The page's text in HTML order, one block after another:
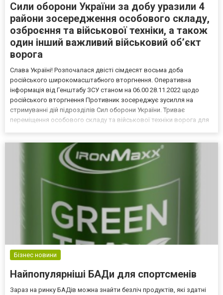
Сили оборони України за добу уразили 4
райони зосередження особового складу,
озброєння та військової техніки, а також
один інший важливий військовий об’єкт
ворога
Слава Україні! Розпочалася двісті сімдесят восьма доба
російського широкомасштабного вторгнення. Оперативна
інформація від Генштабу ЗСУ станом на 06.00 28.11.2022 щодо
російського вторгнення Противник зосереджує зусилля на
стримуванні дій підрозділів Сил оборони України. Триває
переміщення особового складу та військової техніки ворога для
Бізнес новини
Найпопулярніші БАДи для спортсменів
Зараз на ринку БАДів можна знайти безліч продуктів, які здатні